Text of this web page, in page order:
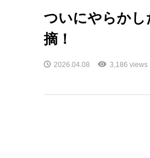
ついにやらかし
摘！
2026.04.08 3,186 views